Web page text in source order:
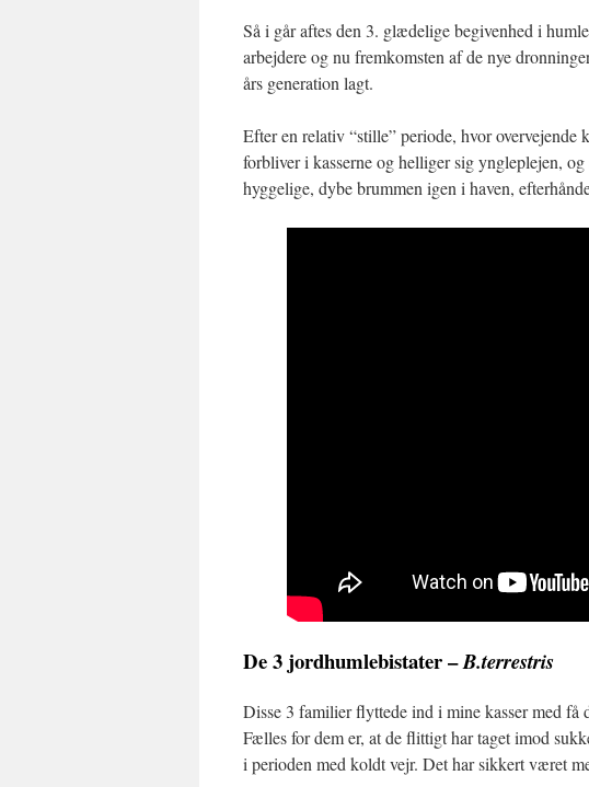
Så i går aftes den 3. glædelige begivenhed i
arbejdere og nu fremkomsten af de nye
års generation lagt.
Efter en relativ “stille” periode, hvor
forbliver i kasserne og helliger sig yngleplejen,
hyggelige, dybe brummen igen i haven,
De 3 jordhumlebistater –B.terrestris
Disse 3 familier flyttede ind i mine kasser med få
Fælles for dem er, at de flittigt har taget imod
i perioden med koldt vejr. Det har sikkert været